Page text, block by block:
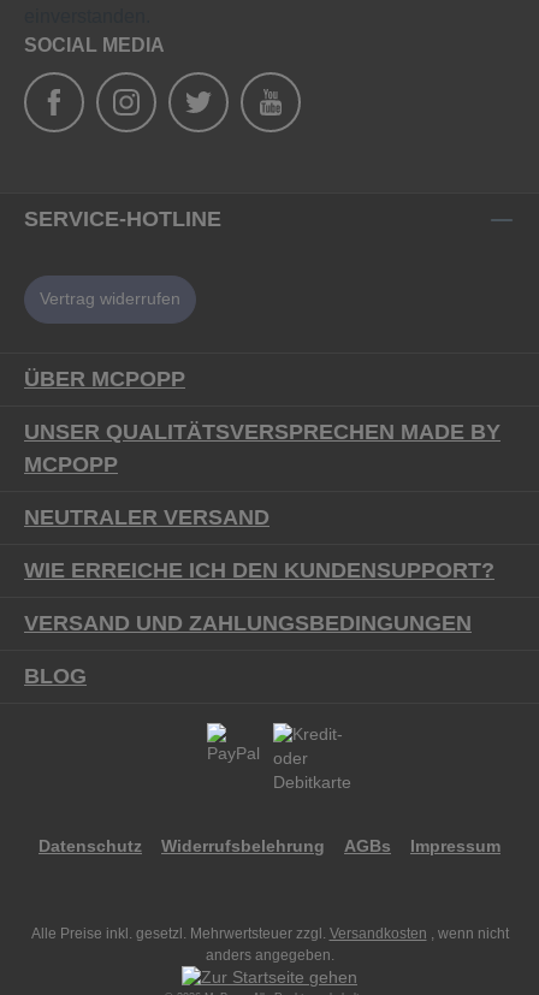
SOCIAL MEDIA
SERVICE-HOTLINE
Vertrag widerrufen
ÜBER MCPOPP
UNSER QUALITÄTSVERSPRECHEN MADE BY
MCPOPP
NEUTRALER VERSAND
WIE ERREICHE ICH DEN KUNDENSUPPORT?
VERSAND UND ZAHLUNGSBEDINGUNGEN
BLOG
Datenschutz Widerrufsbelehrung AGBs Impressum
Alle Preise inkl. gesetzl. Mehrwertsteuer zzgl. Versandkosten , wenn nicht
anders angegeben.